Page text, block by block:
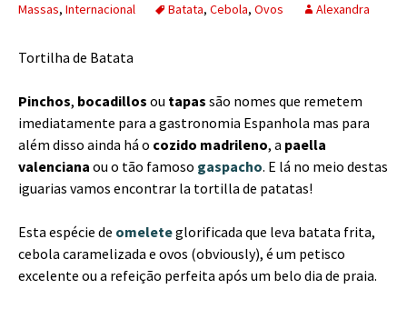
Massas, Internacional Batata, Cebola, Ovos Alexandra
Tortilha de Batata
Pinchos, bocadillos ou tapas são nomes que remetem
imediatamente para a gastronomia Espanhola mas para
além disso ainda há o cozido madrileno, a paella
valenciana ou o tão famoso gaspacho. E lá no meio destas
iguarias vamos encontrar la tortilla de patatas!
Esta espécie de omeleteglorificada que leva batata frita,
cebola caramelizada e ovos (obviously), é um petisco
excelente ou a refeição perfeita após um belo dia de praia.